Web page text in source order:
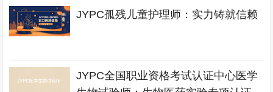
JYPC孤残儿童护理师：实力铸就信赖
JYPC全国职业资格考试认证中心医学